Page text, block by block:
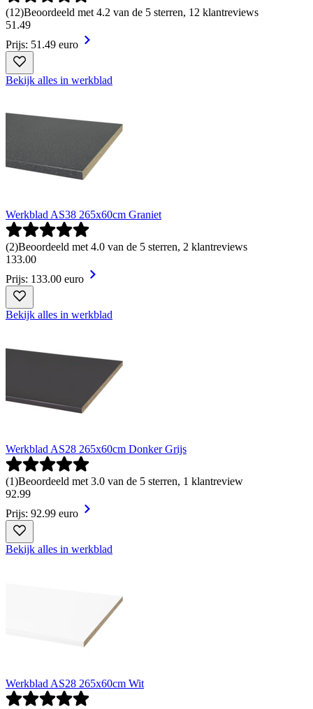
(12)Beoordeeld met 4.2 van de 5 sterren, 12 klantreviews
51 .49
Prijs: 51.49 euro
Bekijk alles in werkblad
Werkblad AS38 265x60cm Graniet
(2)Beoordeeld met 4.0 van de 5 sterren, 2 klantreviews
133.00
Prijs: 133.00 euro
Bekijk alles in werkblad
Werkblad AS28 265x60cm Donker Grijs
(1)Beoordeeld met 3.0 van de 5 sterren, 1 klantreview
92.99
Prijs: 92.99 euro
Bekijk alles in werkblad
Werkblad AS28 265x60cm Wit